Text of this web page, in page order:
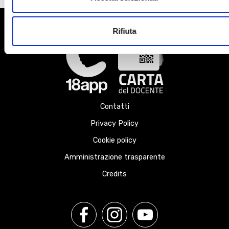
Rifiuta
Contatti
Privacy Policy
Cookie policy
Amministrazione trasparente
Credits